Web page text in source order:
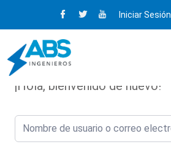
Iniciar Sesión
¡Hola, bienvenido de nuevo!